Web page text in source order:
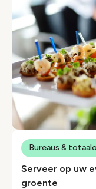
Serveer op uw
groente
Bureaus &